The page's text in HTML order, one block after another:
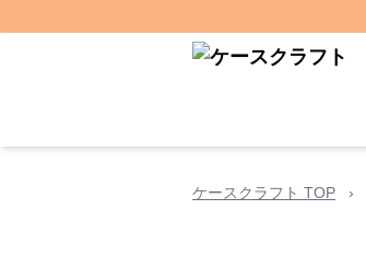
ケースクラフト TOP ›